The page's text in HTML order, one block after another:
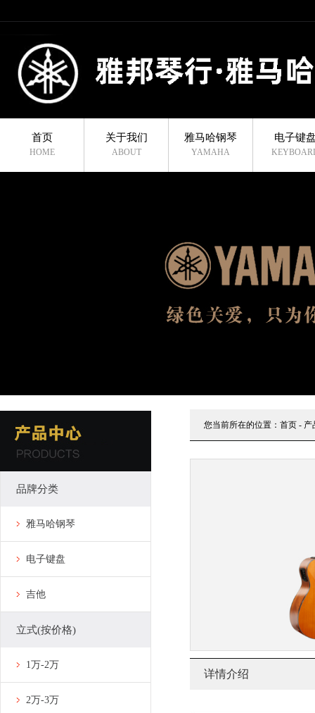
首页
HOME
关于我们
ABOUT
雅马哈钢琴
YAMAHA
电子键
品牌分类
雅马哈钢琴
电子键盘
吉他
立式(按价格)
1万-2万
2万-3万
您当前所在的位置： 首页 - 产
详情介绍